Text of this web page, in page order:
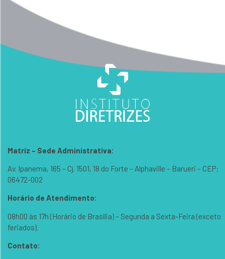
Matriz – Sede Administrativa:
Av. Ipanema, 165 – Cj. 1501, 18 do Forte – Alphaville – Barueri – CEP:
06472-002
Horário de Atendimento:
08h00 às 17h (Horário de Brasília) – Segunda a Sexta-Feira (exceto
feriados).
Contato: